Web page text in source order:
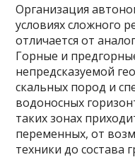
Организация
условиях сложного
отличается от
Горные и
непредсказуемой
скальных пород и
водоносных
таких зонах
переменных, от
техники до состава